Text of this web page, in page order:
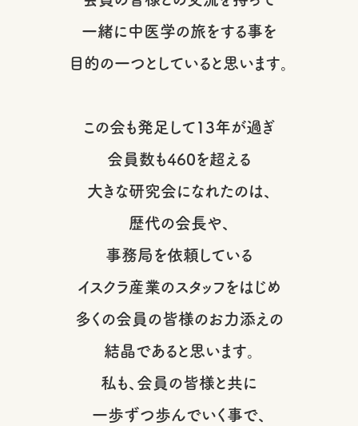
一緒に中医学の旅をする事を
目的の一つとしていると思います。
この会も発足して13年が過ぎ
会員数も460を超える
大きな研究会になれたのは、
歴代の会長や、
事務局を依頼している
イスクラ産業のスタッフをはじめ
多くの会員の皆様のお力添えの
結晶であると思います。
私も、会員の皆様と共に
一歩ずつ歩んでいく事で、